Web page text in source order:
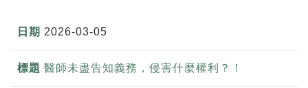
2026-03-05
醫師未盡告知義務，侵害什麼權利？！